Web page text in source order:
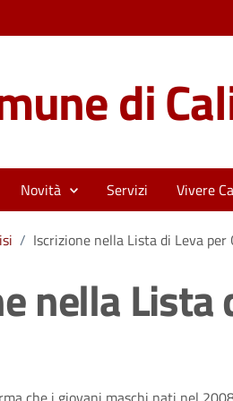
di
Novità Servizi Vivere
/ Iscrizione nella Lista di Leva
nella Lista